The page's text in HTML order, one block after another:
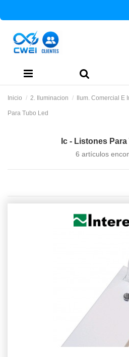
Inicio 2. Iluminacion Ilum. Comercial E
Para Tubo Led
Ic - Listones Para
6 artículos